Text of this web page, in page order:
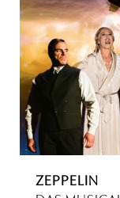
ZEPPELIN